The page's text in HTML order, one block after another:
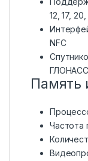
12, 17,
NFC
Память
Частота